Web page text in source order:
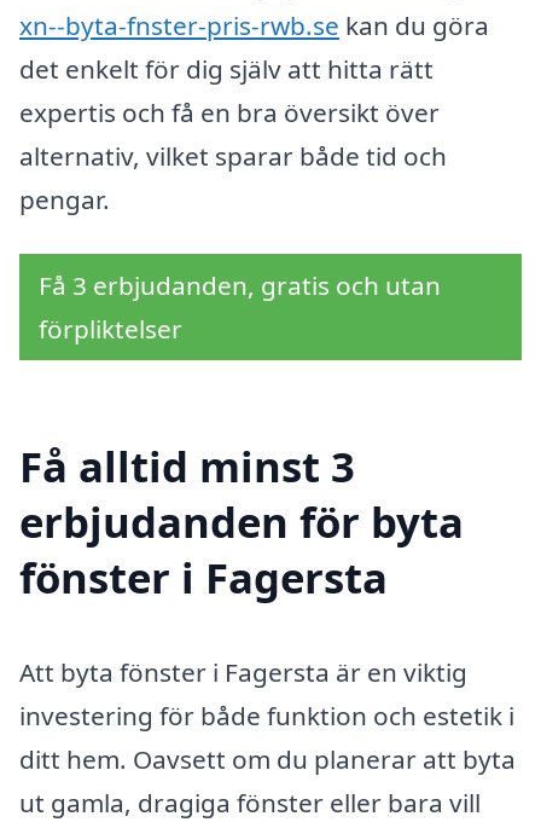
xn--byta-fnster-pris-rwb.se kan du göra
det enkelt för dig själv att hitta rätt
expertis och få en bra översikt över
alternativ, vilket sparar både tid och
pengar.
Få 3 erbjudanden, gratis och utan
förpliktelser
Få alltid minst 3
erbjudanden för byta
fönster i Fagersta
Att byta fönster i Fagersta är en viktig
investering för både funktion och estetik i
ditt hem. Oavsett om du planerar att byta
ut gamla, dragiga fönster eller bara vill